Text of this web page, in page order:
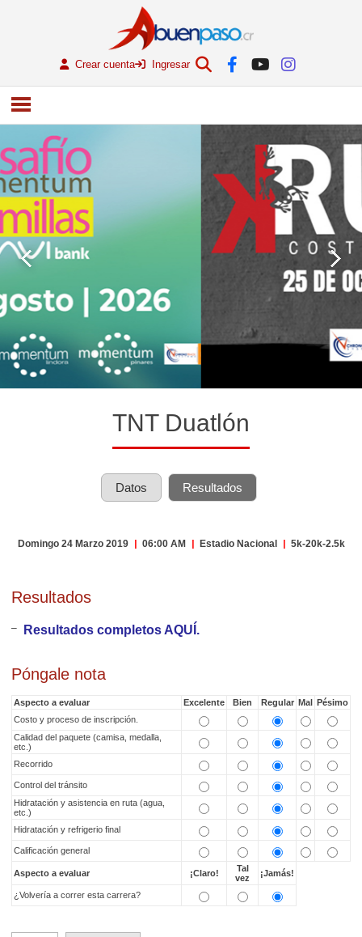
Crear cuenta Ingresar
TNT Duatlón
Datos Resultados
Domingo 24 Marzo 2019 | 06:00 AM | Estadio Nacional | 5k-20k-2.5k
Resultados
Resultados completos AQUÍ.
Póngale nota
Aspecto a evaluar Excelente Bien Regular Mal Pésimo
Costo y proceso de inscripción.
Calidad del paquete (camisa, medalla,
etc.)
Recorrido
Control del tránsito
Hidratación y asistencia en ruta (agua,
etc.)
Hidratación y refrigerio final
Calificación general
Aspecto a evaluar ¡Claro!
Tal
vez
¡Jamás!
¿Volvería a correr esta carrera?